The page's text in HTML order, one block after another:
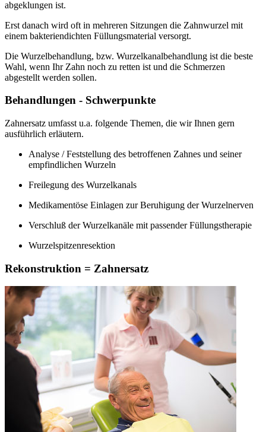
abgeklungen ist.
Erst danach wird oft in mehreren Sitzungen die Zahnwurzel mit
einem bakteriendichten Füllungsmaterial versorgt.
Die Wurzelbehandlung, bzw. Wurzelkanalbehandlung ist die beste
Wahl, wenn Ihr Zahn noch zu retten ist und die Schmerzen
abgestellt werden sollen.
Behandlungen - Schwerpunkte
Zahnersatz umfasst u.a. folgende Themen, die wir Ihnen gern
ausführlich erläutern.
Analyse / Feststellung des betroffenen Zahnes und seiner
empfindlichen Wurzeln
Freilegung des Wurzelkanals
Medikamentöse Einlagen zur Beruhigung der Wurzelnerven
Verschluß der Wurzelkanäle mit passender Füllungstherapie
Wurzelspitzenresektion
Rekonstruktion = Zahnersatz